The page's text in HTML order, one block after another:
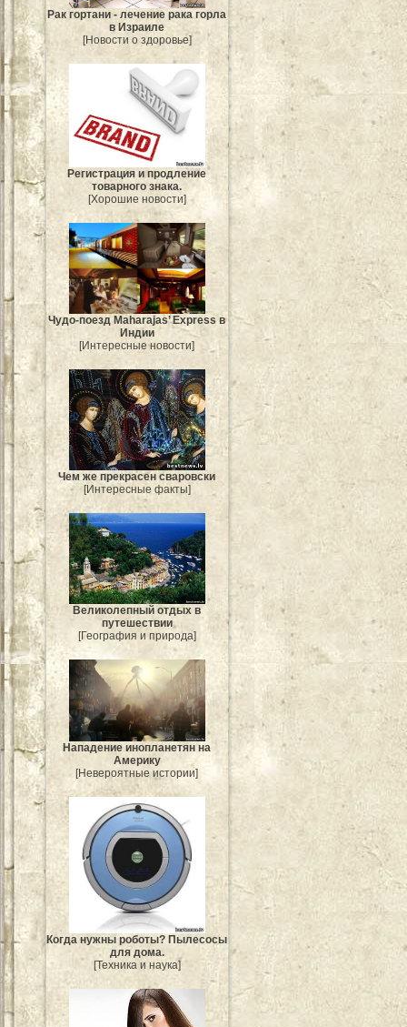
Рак гортани - лечение рака горла
в Израиле
[Новости о здоровье]
Регистрация и продление
товарного знака.
[Хорошие новости]
Чудо-поезд Maharajas’ Express в
Индии
[Интересные новости]
Чем же прекрасен сваровски
[Интересные факты]
Великолепный отдых в
путешествии
[География и природа]
Нападение инопланетян на
Америку
[Невероятные истории]
Когда нужны роботы? Пылесосы
для дома.
[Техника и наука]